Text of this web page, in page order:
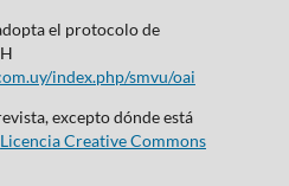
el protocolo de
index.php/smvu/oai
excepto dónde está
Licencia Creative Commons